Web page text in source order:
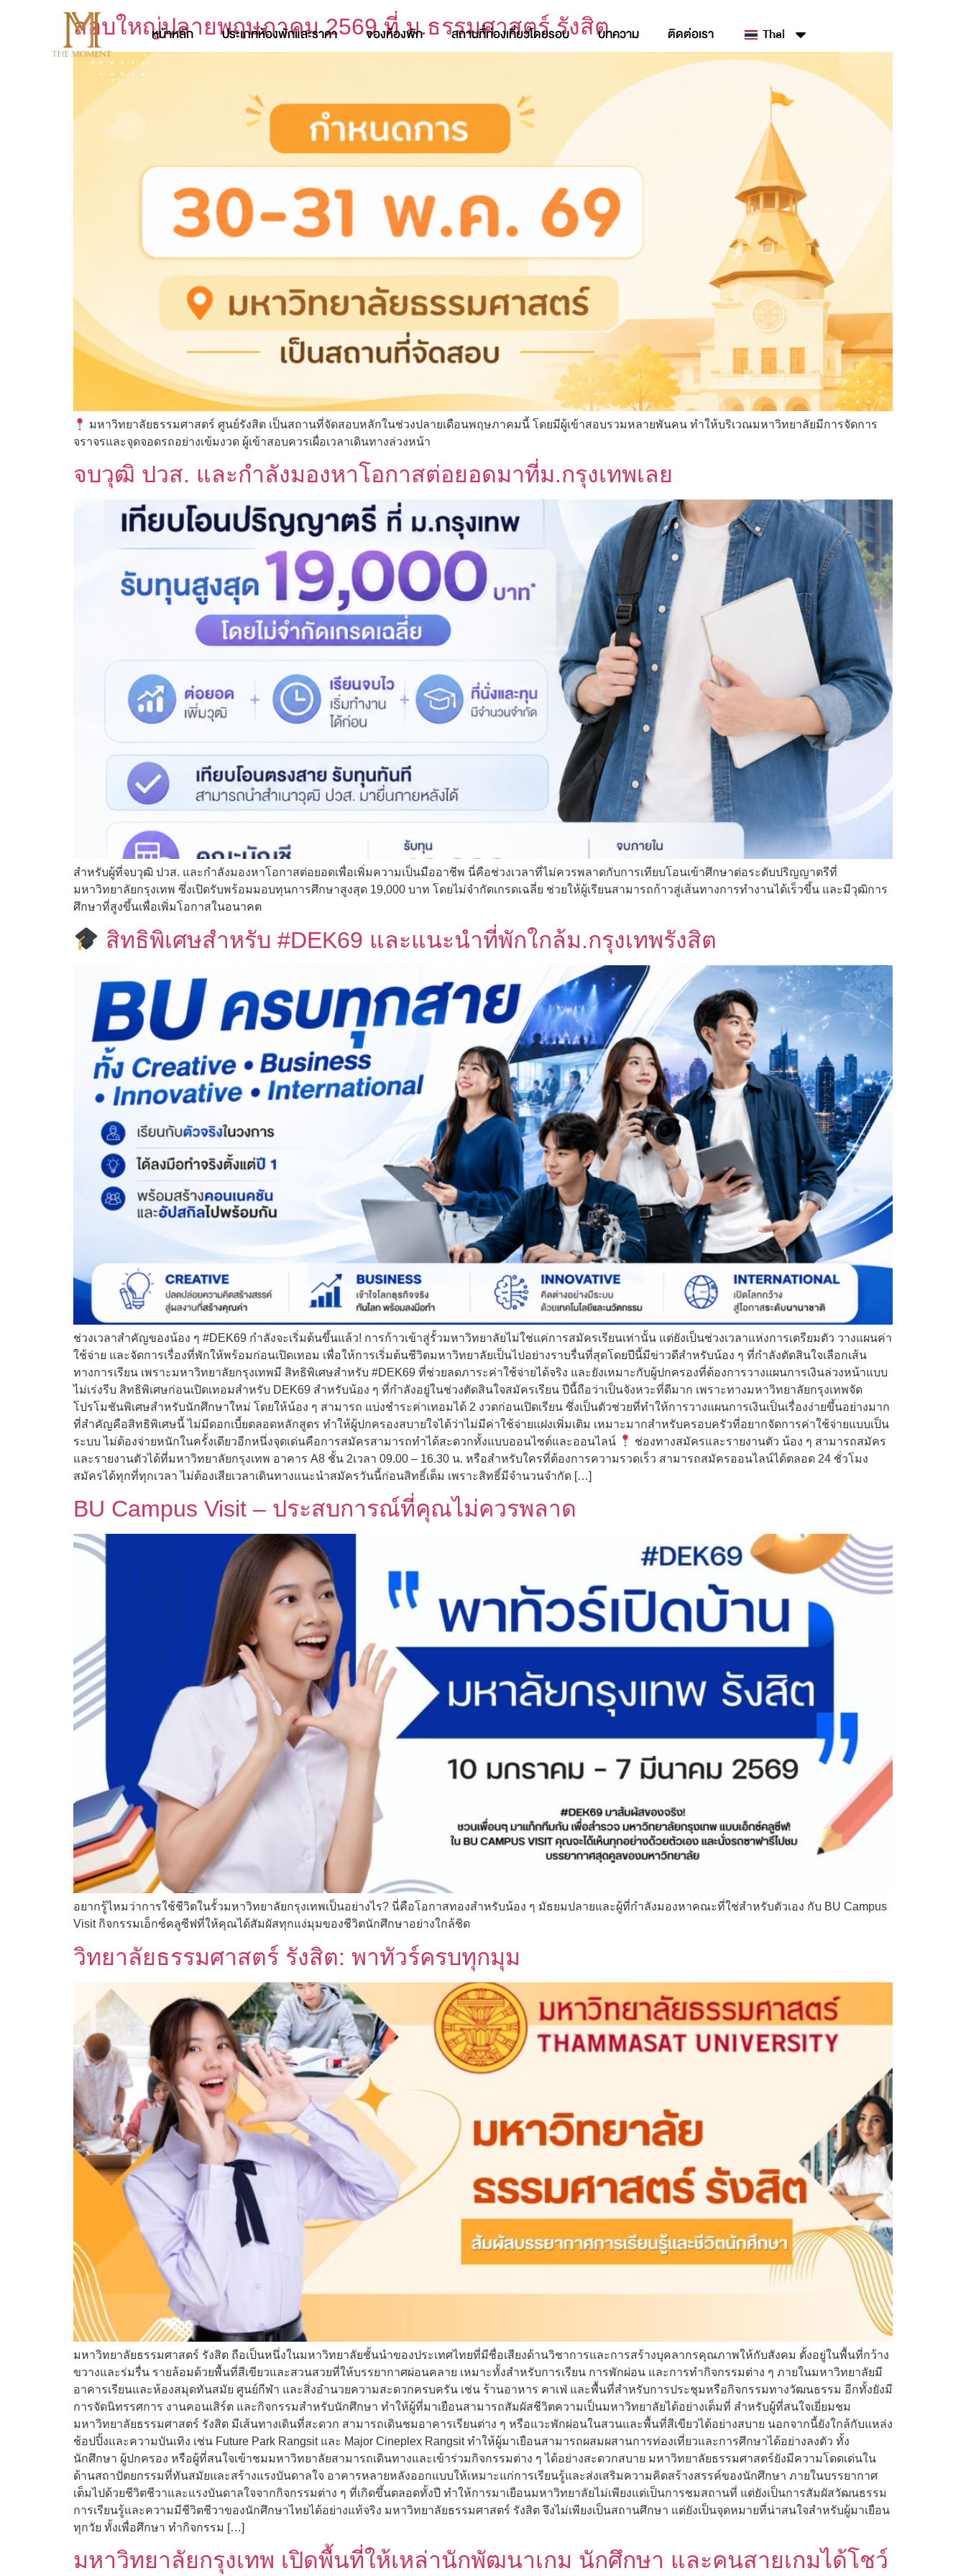
หน้าหลัก ประเภทห้องพักและราคา จองห้องพัก สถานที่ท่องเที่ยวโดยรอบ บทความ ติดต่อเรา Thai
สอบใหญ่ปลายพฤษภาคม 2569 ที่ ม.ธรรมศาสตร์ รังสิต
มหาวิทยาลัยธรรมศาสตร์ ศูนย์รังสิต เป็นสถานที่จัดสอบหลักในช่วงปลายเดือนพฤษภาคมนี้ โดยมีผู้เข้าสอบรวมหลายพันคน ทำให้บริเวณมหาวิทยาลัยมีการจัดการ
จราจรและจุดจอดรถอย่างเข้มงวด ผู้เข้าสอบควรเผื่อเวลาเดินทางล่วงหน้า
จบวุฒิ ปวส. และกำลังมองหาโอกาสต่อยอดมาที่ม.กรุงเทพเลย
สำหรับผู้ที่จบวุฒิ ปวส. และกำลังมองหาโอกาสต่อยอดเพื่อเพิ่มความเป็นมืออาชีพ นี่คือช่วงเวลาที่ไม่ควรพลาดกับการเทียบโอนเข้าศึกษาต่อระดับปริญญาตรีที่
มหาวิทยาลัยกรุงเทพ ซึ่งเปิดรับพร้อมมอบทุนการศึกษาสูงสุด 19,000 บาท โดยไม่จำกัดเกรดเฉลี่ย ช่วยให้ผู้เรียนสามารถก้าวสู่เส้นทางการทำงานได้เร็วขึ้น และมีวุฒิการ
ศึกษาที่สูงขึ้นเพื่อเพิ่มโอกาสในอนาคต
สิทธิพิเศษสำหรับ #DEK69 และแนะนำที่พักใกล้ม.กรุงเทพรังสิต
ช่วงเวลาสำคัญของน้อง ๆ #DEK69 กำลังจะเริ่มต้นขึ้นแล้ว! การก้าวเข้าสู่รั้วมหาวิทยาลัยไม่ใช่แค่การสมัครเรียนเท่านั้น แต่ยังเป็นช่วงเวลาแห่งการเตรียมตัว วางแผนค่า
ใช้จ่าย และจัดการเรื่องที่พักให้พร้อมก่อนเปิดเทอม เพื่อให้การเริ่มต้นชีวิตมหาวิทยาลัยเป็นไปอย่างราบรื่นที่สุดโดยปีนี้มีข่าวดีสำหรับน้อง ๆ ที่กำลังตัดสินใจเลือกเส้น
ทางการเรียน เพราะมหาวิทยาลัยกรุงเทพมี สิทธิพิเศษสำหรับ #DEK69 ที่ช่วยลดภาระค่าใช้จ่ายได้จริง และยังเหมาะกับผู้ปกครองที่ต้องการวางแผนการเงินล่วงหน้าแบบ
ไม่เร่งรีบ สิทธิพิเศษก่อนเปิดเทอมสำหรับ DEK69 สำหรับน้อง ๆ ที่กำลังอยู่ในช่วงตัดสินใจสมัครเรียน ปีนี้ถือว่าเป็นจังหวะที่ดีมาก เพราะทางมหาวิทยาลัยกรุงเทพจัด
โปรโมชันพิเศษสำหรับนักศึกษาใหม่ โดยให้น้อง ๆ สามารถ แบ่งชำระค่าเทอมได้ 2 งวดก่อนเปิดเรียน ซึ่งเป็นตัวช่วยที่ทำให้การวางแผนการเงินเป็นเรื่องง่ายขึ้นอย่างมาก
ที่สำคัญคือสิทธิพิเศษนี้ ไม่มีดอกเบี้ยตลอดหลักสูตร ทำให้ผู้ปกครองสบายใจได้ว่าไม่มีค่าใช้จ่ายแฝงเพิ่มเติม เหมาะมากสำหรับครอบครัวที่อยากจัดการค่าใช้จ่ายแบบเป็น
ระบบ ไม่ต้องจ่ายหนักในครั้งเดียวอีกหนึ่งจุดเด่นคือการสมัครสามารถทำได้สะดวกทั้งแบบออนไซต์และออนไลน์
ช่องทางสมัครและรายงานตัว น้อง ๆ สามารถสมัคร
และรายงานตัวได้ที่มหาวิทยาลัยกรุงเทพ อาคาร A8 ชั้น 2เวลา 09.00 – 16.30 น. หรือสำหรับใครที่ต้องการความรวดเร็ว สามารถสมัครออนไลน์ได้ตลอด 24 ชั่วโมง
สมัครได้ทุกที่ทุกเวลา ไม่ต้องเสียเวลาเดินทางแนะนำสมัครวันนี้ก่อนสิทธิ์เต็ม เพราะสิทธิ์มีจำนวนจำกัด […]
BU Campus Visit – ประสบการณ์ที่คุณไม่ควรพลาด
อยากรู้ไหมว่าการใช้ชีวิตในรั้วมหาวิทยาลัยกรุงเทพเป็นอย่างไร? นี่คือโอกาสทองสำหรับน้อง ๆ มัธยมปลายและผู้ที่กำลังมองหาคณะที่ใช่สำหรับตัวเอง กับ BU Campus
Visit กิจกรรมเอ็กซ์คลูซีฟที่ให้คุณได้สัมผัสทุกแง่มุมของชีวิตนักศึกษาอย่างใกล้ชิด
วิทยาลัยธรรมศาสตร์ รังสิต: พาทัวร์ครบทุกมุม
มหาวิทยาลัยธรรมศาสตร์ รังสิต ถือเป็นหนึ่งในมหาวิทยาลัยชั้นนำของประเทศไทยที่มีชื่อเสียงด้านวิชาการและการสร้างบุคลากรคุณภาพให้กับสังคม ตั้งอยู่ในพื้นที่กว้าง
ขวางและร่มรื่น รายล้อมด้วยพื้นที่สีเขียวและสวนสวยที่ให้บรรยากาศผ่อนคลาย เหมาะทั้งสำหรับการเรียน การพักผ่อน และการทำกิจกรรมต่าง ๆ ภายในมหาวิทยาลัยมี
อาคารเรียนและห้องสมุดทันสมัย ศูนย์กีฬา และสิ่งอำนวยความสะดวกครบครัน เช่น ร้านอาหาร คาเฟ่ และพื้นที่สำหรับการประชุมหรือกิจกรรมทางวัฒนธรรม อีกทั้งยังมี
การจัดนิทรรศการ งานคอนเสิร์ต และกิจกรรมสำหรับนักศึกษา ทำให้ผู้ที่มาเยือนสามารถสัมผัสชีวิตความเป็นมหาวิทยาลัยได้อย่างเต็มที่ สำหรับผู้ที่สนใจเยี่ยมชม
มหาวิทยาลัยธรรมศาสตร์ รังสิต มีเส้นทางเดินที่สะดวก สามารถเดินชมอาคารเรียนต่าง ๆ หรือแวะพักผ่อนในสวนและพื้นที่สีเขียวได้อย่างสบาย นอกจากนี้ยังใกล้กับแหล่ง
ช้อปปิ้งและความบันเทิง เช่น Future Park Rangsit และ Major Cineplex Rangsit ทำให้ผู้มาเยือนสามารถผสมผสานการท่องเที่ยวและการศึกษาได้อย่างลงตัว ทั้ง
นักศึกษา ผู้ปกครอง หรือผู้ที่สนใจเข้าชมมหาวิทยาลัยสามารถเดินทางและเข้าร่วมกิจกรรมต่าง ๆ ได้อย่างสะดวกสบาย มหาวิทยาลัยธรรมศาสตร์ยังมีความโดดเด่นใน
ด้านสถาปัตยกรรมที่ทันสมัยและสร้างแรงบันดาลใจ อาคารหลายหลังออกแบบให้เหมาะแก่การเรียนรู้และส่งเสริมความคิดสร้างสรรค์ของนักศึกษา ภายในบรรยากาศ
เต็มไปด้วยชีวิตชีวาและแรงบันดาลใจจากกิจกรรมต่าง ๆ ที่เกิดขึ้นตลอดทั้งปี ทำให้การมาเยือนมหาวิทยาลัยไม่เพียงแต่เป็นการชมสถานที่ แต่ยังเป็นการสัมผัสวัฒนธรรม
การเรียนรู้และความมีชีวิตชีวาของนักศึกษาไทยได้อย่างแท้จริง มหาวิทยาลัยธรรมศาสตร์ รังสิต จึงไม่เพียงเป็นสถานศึกษา แต่ยังเป็นจุดหมายที่น่าสนใจสำหรับผู้มาเยือน
ทุกวัย ทั้งเพื่อศึกษา ทำกิจกรรม […]
มหาวิทยาลัยกรุงเทพ เปิดพื้นที่ให้เหล่านักพัฒนาเกม นักศึกษา และคนสายเกมได้โชว์